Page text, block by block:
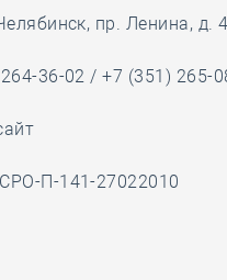
пр. Ленина, д.
36-02 / +7 (351) 265-
СРО-П-141-27022010